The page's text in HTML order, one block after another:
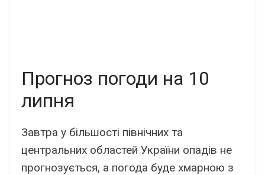
Прогноз погоди на 10
липня
Завтра у більшості північних та
центральних областей України опадів не
прогнозується, а погода буде хмарною з